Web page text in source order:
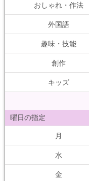
おしゃれ・作法
外国語
趣味・技能
創作
キッズ
曜日の指定
月
水
金